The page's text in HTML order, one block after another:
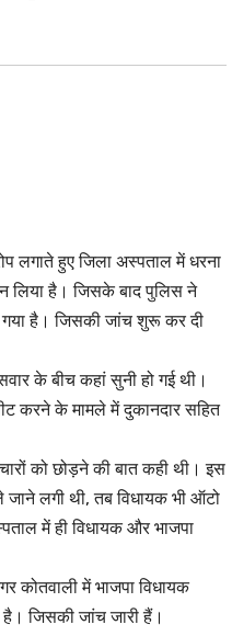
लगाते हुए जिला अस्पताल में धरना
लिया है। जिसके बाद पुलिस ने
गया है। जिसकी जांच शुरू कर दी
के बीच कहां सुनी हो गई थी।
करने के मामले में दुकानदार सहित
को छोड़ने की बात कही थी। इस
जाने लगी थी, तब विधायक भी ऑटो
में ही विधायक और भाजपा
कोतवाली में भाजपा विधायक
जिसकी जांच जारी हैं।